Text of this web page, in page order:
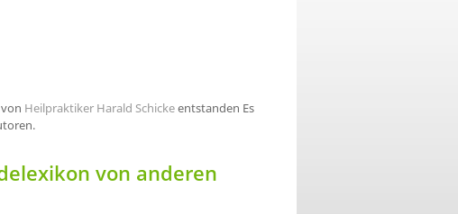
Heilpraktiker Harald Schickeentstanden Es
von anderen